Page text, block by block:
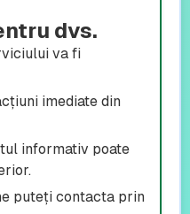
dvs.
va fi
imediate din
informativ poate
puteți contacta prin